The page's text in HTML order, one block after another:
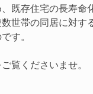
既存住宅の長寿命
世帯の同居に対す
す。
ご覧くださいませ。